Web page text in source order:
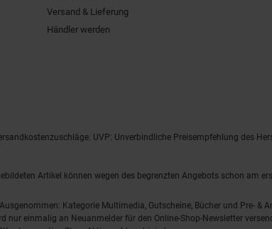
Versand & Lieferung
Händler werden
UVP: Unverbindliche Preisempfehlung des
Artikel können wegen des begrenzten Angebots schon am
Kategorie Multimedia, Gutscheine, Bücher und Pre- &
einmalig an Neuanmelder für den Online-Shop-Newsletter